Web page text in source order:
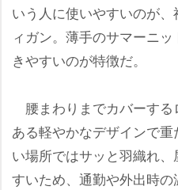
いう人に使いやすいのが
ィガン。薄手のサマーニ
きやすいのが特徴だ。
腰まわりまでカバーす
ある軽やかなデザインで
い場所ではサッと羽織れ
すいため、通勤や外出時